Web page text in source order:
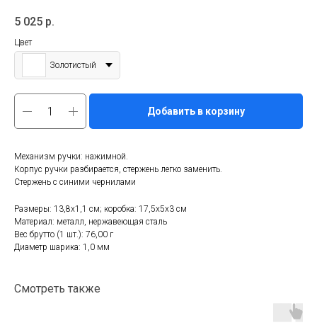
5 025 р.
Цвет
Золотистый
Добавить в корзину
Механизм ручки: нажимной.
Корпус ручки разбирается, стержень легко заменить.
Стержень с синими чернилами
Размеры: 13,8х1,1 см; коробка: 17,5х5х3 см
Материал: металл, нержавеющая сталь
Вес брутто (1 шт.): 76,00 г
Диаметр шарика: 1,0 мм
Смотреть также